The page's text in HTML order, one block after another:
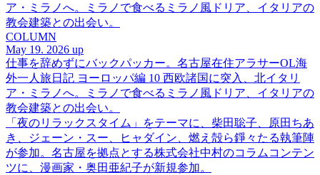
ア・ミラノへ。ミラノで食べるミラノ風ドリア、イタリアの
教会建築との出会い。
COLUMN
May 19. 2026 up
仕事を辞めずにバックパッカー。名古屋在住アラサーOL海
外一人旅日記 ヨーロッパ編 10 西欧諸国に突入、北イタリ
ア・ミラノへ。ミラノで食べるミラノ風ドリア、イタリアの
教会建築との出会い。
「夜のリラックスタイム」をテーマに、柴田聡子、原田ちあ
き、ジェーン・スー、ヒャダイン、燃え殻ら錚々たる執筆陣
が参加。名古屋を拠点とする株式会社中村のコラムコンテン
ツに、漫画家・奥田亜紀子が新規参加。